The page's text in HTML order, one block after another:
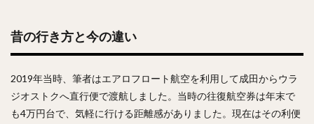
昔の行き方と今の違い
2019年当時、筆者はエアロフロート航空を利用して成田からウラ
ジオストクへ直行便で渡航しました。当時の往復航空券は年末で
も4万円台で、気軽に行ける距離感がありました。現在はその利便